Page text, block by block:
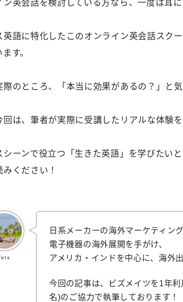
ン英会話を検討している方なら、一度は耳
英語に特化したこのオンライン英会話スク
す。
際のところ、「本当に効果があるの？」と
回は、筆者が実際に受講したリアルな体験
シーンで役立つ「生きた英語」を学びたい
みください！
日系メーカーの海外マーケティン
電子機器の海外展開を手がけ、
アメリカ・インドを中心に、海外
今回の記事は、ビズメイツを1年
名)のご協力で執筆しております！